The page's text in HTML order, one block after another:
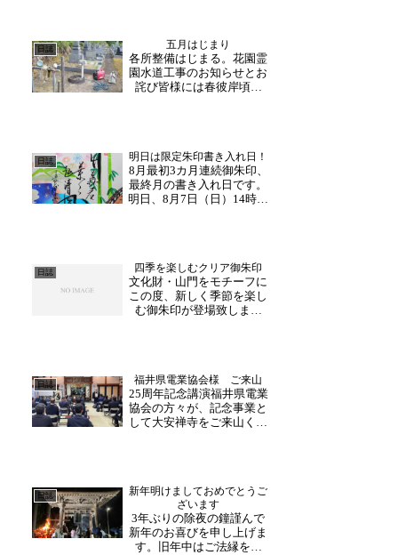
日誌 五月はじまり
各所整備はじまる。花園霊
園水道工事のお知らせとお
詫び皆様には春彼岸頃か
事が遅延しており多大なる
ご迷惑をお掛けしましたこ
とをお詫び申し上げます。
よ...
日誌 明日は限定朱印書き入れ日！
8月最初3カ月連続御朱印、
最終月の書き入れ日です。
明日、8月7日（日）14時～
印」。1周年記念として6月
から続いた連続朱印や8月
限定の「花火」手彫...
日誌 四季を楽しむクリア御朱印
文化財・山門をモチーフに
この度、新しく季節を楽し
む御朱印が登場致しまし
別仕様です。御朱印帳に貼
ると色鮮やかに映え、光に
かざすと紅葉がきらめきま
す。...
日誌 福井県電業協会様 ご来山
25周年記念講演福井県電業
協会の方々が、記念事業と
して大安禅寺をご来山くだ
の大修理工事事業の内容や
今までの工事の様子をお伝
えし、皆さん興味深く聞
き...
日誌
新年明けましておめでとうご
ざいます
3年ぶりの除夜の鐘謹んで
新年のお喜びを申し上げま
す。旧年中はご法縁を賜